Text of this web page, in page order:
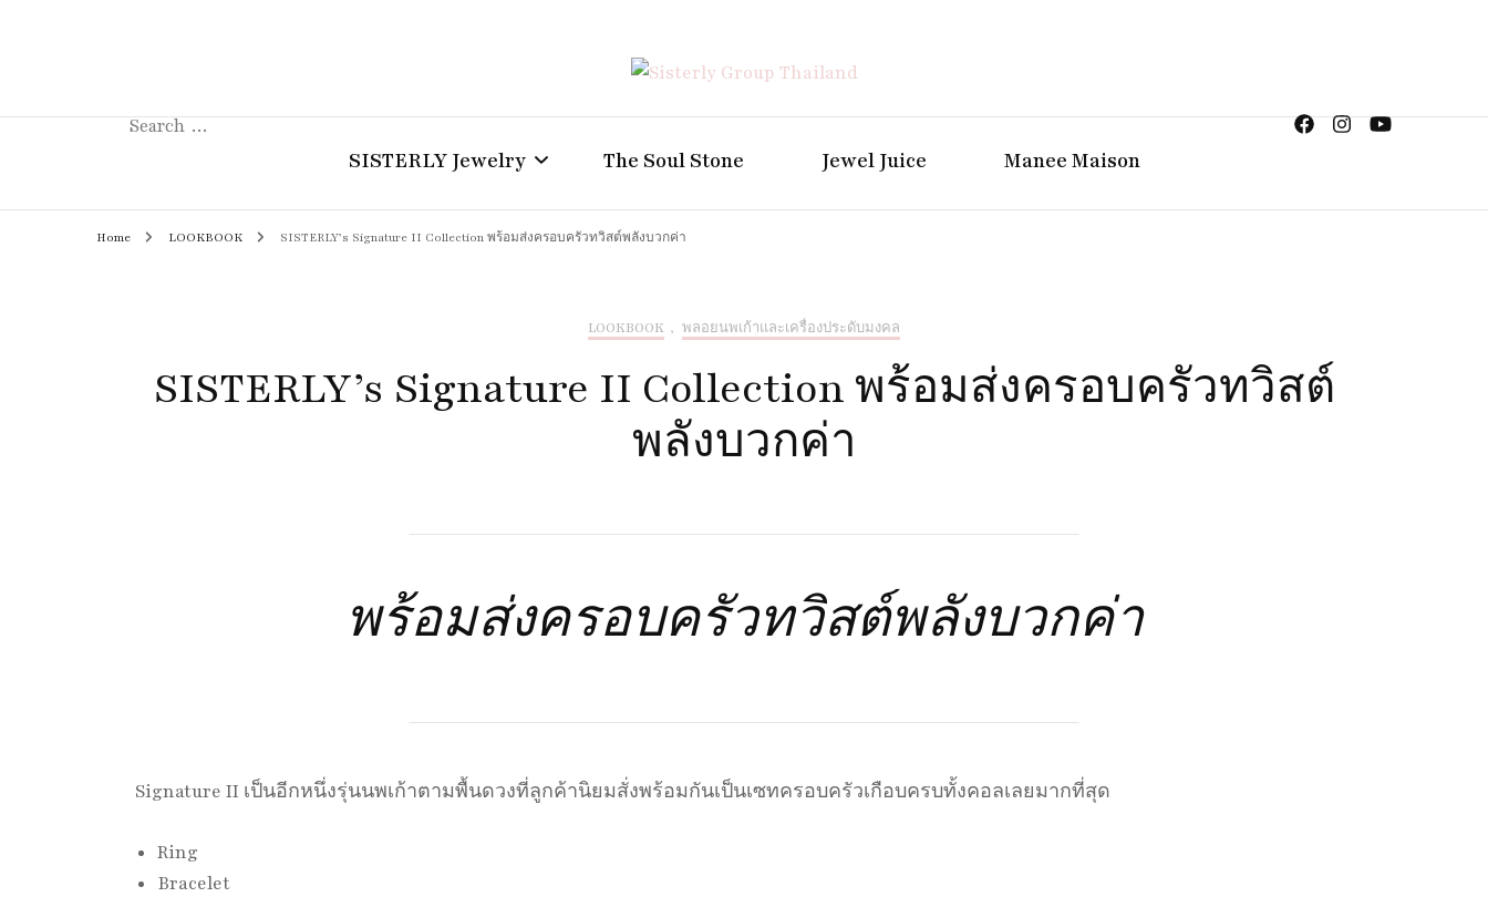
Search
Positive Power Jewelry แหวนแต่งงาน เครื่องประดับผู้หญิง จิวเวลรี จันทบุรี
SISTERLY Jewelry
STORIES
The Soul Stone Jewel Juice Manee Maison
Home LOOKBOOK SISTERLY’s Signature II Collection พร้อมส่งครอบครัวทวิสต์พลังบวกค่า
LOOKBOOK , พลอยนพเก้าและเครื่องประดับมงคล
SISTERLY’s Signature II Collection พร้อมส่งครอบครัวทวิสต์
พลังบวกค่า
พร้อมส่งครอบครัวทวิสต์พลังบวกค่า
Signature II เป็นอีกหนึ่งรุ่นนพเก้าตามพื้นดวงที่ลูกค้านิยมสั่งพร้อมกันเป็นเซทครอบครัวเกือบครบทั้งคอลเลยมากที่สุด
Ring
Bracelet